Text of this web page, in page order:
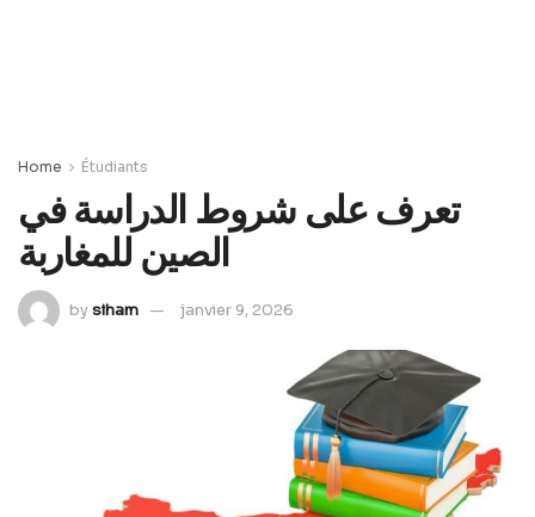
Home Étudiants
تعرف على شروط الدراسة في
الصين للمغاربة
bysiham janvier 9, 2026